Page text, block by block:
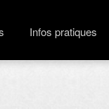
Infos pratiques